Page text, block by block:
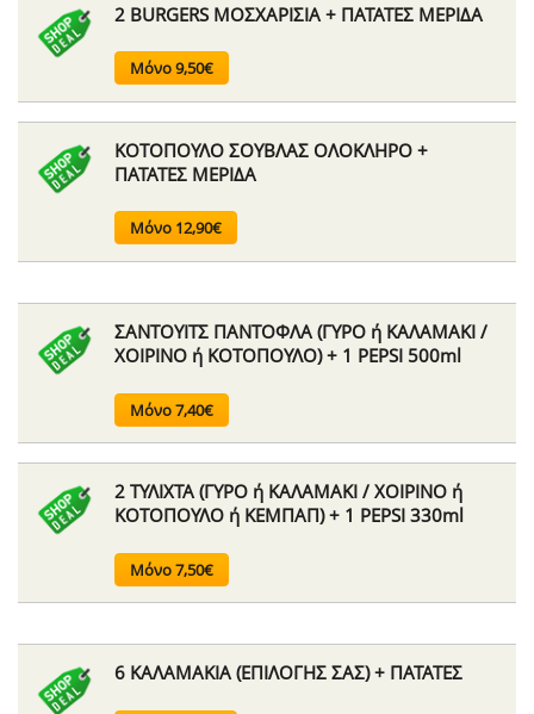
2 BURGERS ΜΟΣΧΑΡΙΣΙΑ + ΠΑΤΑΤΕΣ ΜΕΡΙΔΑ
Μόνο 9,50€
ΚΟΤΟΠΟΥΛΟ ΣΟΥΒΛΑΣ ΟΛΟΚΛΗΡΟ +
ΠΑΤΑΤΕΣ ΜΕΡΙΔΑ
Μόνο 12,90€
ΣΑΝΤΟΥΙΤΣ ΠΑΝΤΟΦΛΑ (ΓΥΡΟ ή ΚΑΛΑΜΑΚΙ /
ΧΟΙΡΙΝΟ ή ΚΟΤΟΠΟΥΛΟ) + 1 PEPSI 500ml
Μόνο 7,40€
2 ΤΥΛΙΧΤΑ (ΓΥΡΟ ή ΚΑΛΑΜΑΚΙ / ΧΟΙΡΙΝΟ ή
ΚΟΤΟΠΟΥΛΟ ή ΚΕΜΠΑΠ) + 1 PEPSI 330ml
Μόνο 7,50€
6 ΚΑΛΑΜΑΚΙΑ (ΕΠΙΛΟΓΗΣ ΣΑΣ) + ΠΑΤΑΤΕΣ